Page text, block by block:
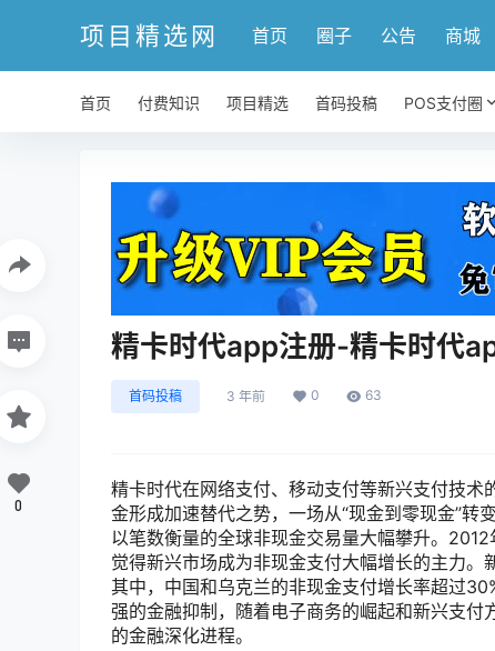
项目精选网 首页 圈子 公告 商城
首页 付费知识 项目精选 首码投稿 POS支付圈
精卡时代app注册-精卡时代
首码投稿 3 年前 0 63
精卡时代在网络支付、移动支付等新兴支付技
金形成加速替代之势，一场从“现金到零现金”转
以笔数衡量的全球非现金交易量大幅攀升。
觉得新兴市场成为非现金支付大幅增长的主力。
其中，中国和乌克兰的非现金支付增长率超过
强的金融抑制，随着电子商务的崛起和新兴支
的金融深化进程。
0